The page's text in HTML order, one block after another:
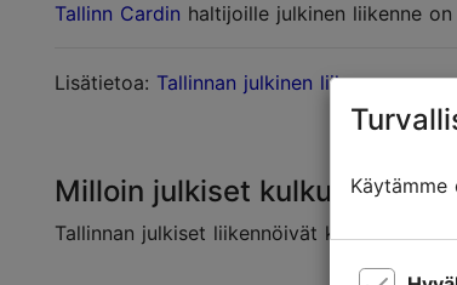
Tallinn Cardin haltijoille julkinen liikenne on
Lisätietoa: Tallinnan julkinen liikenne
Milloin julkiset kulkuneuvot
Tallinnan julkiset liikennöivät klo 6–24.Lue